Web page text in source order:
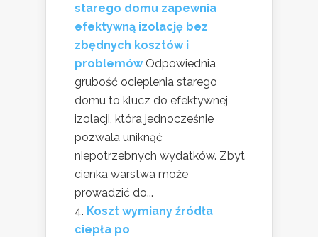
starego domu zapewnia
efektywną izolację bez
zbędnych kosztów i
problemów Odpowiednia
grubość ocieplenia starego
domu to klucz do efektywnej
izolacji, która jednocześnie
pozwala uniknąć
niepotrzebnych wydatków. Zbyt
cienka warstwa może
prowadzić do...
Koszt wymiany źródła
ciepła po